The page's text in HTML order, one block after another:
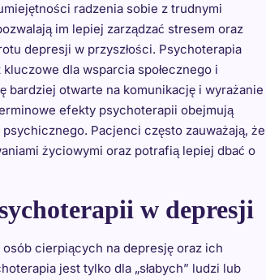
radzenia sobie z trudnymi
im lepiej zarządzać stresem oraz
depresji w przyszłości. Psychoterapia
dla wsparcia społecznego i
otwarte na komunikację i wyrażanie
efekty psychoterapii obejmują
Pacjenci często zauważają, że
życiowymi oraz potrafią lepiej dbać o
w depresji
osób cierpiących na depresję oraz ich
jest tylko dla „słabych” ludzi lub